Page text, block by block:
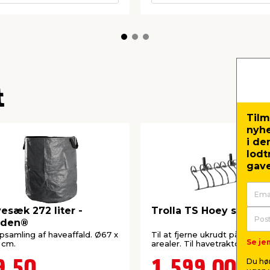
272 liter -
af haveaffald. Ø67 x
Trolla TS Hoey
Til at fjerne ukrudt på større
arealer. Til havetraktor og
i
Se
Du